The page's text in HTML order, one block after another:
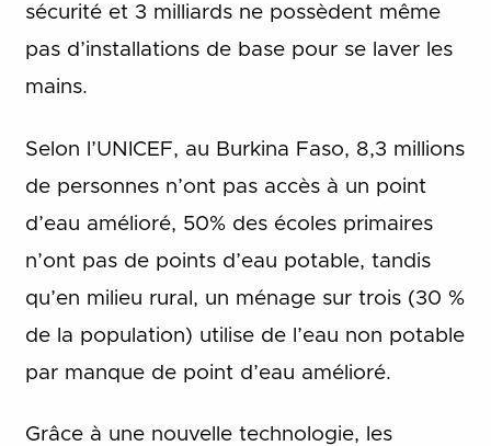
sécurité et 3 milliards ne possèdent même
pas d’installations de base pour se laver les
mains.
Selon l’UNICEF, au Burkina Faso, 8,3 millions
de personnes n’ont pas accès à un point
d’eau amélioré, 50% des écoles primaires
n’ont pas de points d’eau potable, tandis
qu’en milieu rural, un ménage sur trois (30 %
de la population) utilise de l’eau non potable
par manque de point d’eau amélioré.
Grâce à une nouvelle technologie, les